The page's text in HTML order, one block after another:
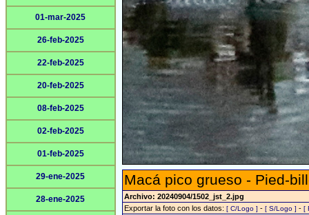
01-mar-2025
26-feb-2025
22-feb-2025
20-feb-2025
08-feb-2025
02-feb-2025
01-feb-2025
29-ene-2025
28-ene-2025
Macá pico grueso - Pied-
Archivo: 20240904/1502_jst_2.jpg
Exportar la foto con los datos: [ C/Logo ] - [ S/Logo ] - [